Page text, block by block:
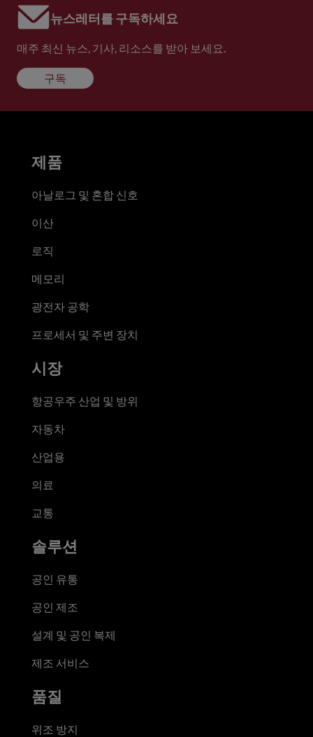
뉴스레터를 구독하세요
매주 최신 뉴스, 기사, 리소스를 받아 보세요.
구독
제품
아날로그 및 혼합 신호
이산
로직
메모리
광전자 공학
프로세서 및 주변 장치
시장
항공우주 산업 및 방위
자동차
산업용
의료
교통
솔루션
공인 유통
공인 제조
설계 및 공인 복제
제조 서비스
품질
위조 방지